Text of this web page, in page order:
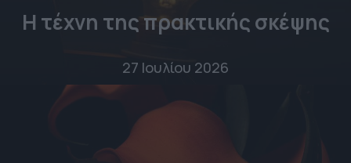
Η τέχνη της πρακτικής σκέψης
27 Ιουλίου 2026